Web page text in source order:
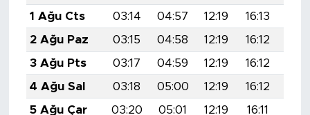
1 Ağu Cts
03:14 04:57 12:19 16:13
2 Ağu Paz
03:15 04:58 12:19 16:12
3 Ağu Pts
03:17 04:59 12:19 16:12
4 Ağu Sal
03:18 05:00 12:19 16:12
5 Ağu Çar
03:20 05:01 12:19 16:11